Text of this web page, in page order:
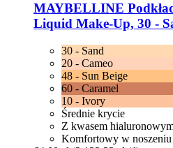
MAYBELLINE
Liquid Make-​Up, 30 -​
30 - Sand
20 - Cameo
48 - Sun Beige
60 - Caramel
10 - Ivory
Średnie krycie
Z kwasem
Komfortowy w noszeniu